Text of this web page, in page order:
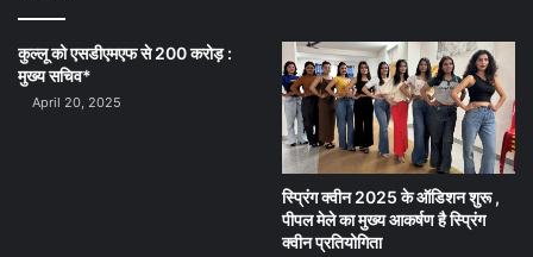
कुल्लू को एसडीएमएफ से 200 करोड़ :
मुख्य सचिव*
April 20, 2025
स्प्रिंग क्वीन 2025 के ऑडिशन शुरू ,
पीपल मेले का मुख्य आकर्षण है स्प्रिंग
क्वीन प्रतियोगिता